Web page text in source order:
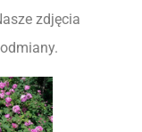
zdjęcia